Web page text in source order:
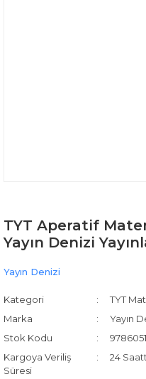
TYT Aperatif
Yayın Denizi
Yayın Denizi
Kategori
TYT
Marka
Yayın
Stok Kodu
Kargoya Veriliş
Süresi
24